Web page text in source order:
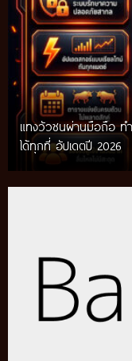
แทงวัวชนผ่านมือถือ ทำ
ได้ทุกที่ อัปเดตปี 2026